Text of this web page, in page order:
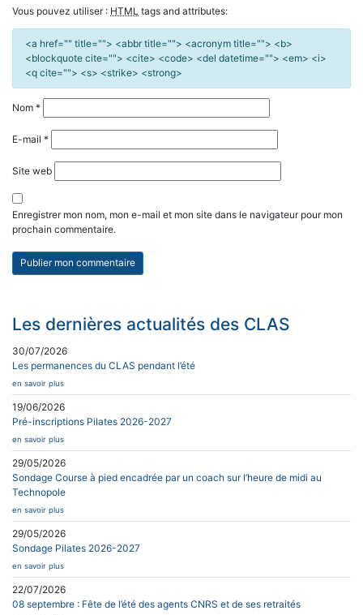
Vous pouvez utiliser : HTML tags and attributes:
<a href="" title=""> <abbr title=""> <acronym title=""> <b>
<blockquote cite=""> <cite> <code> <del datetime=""> <em> <i>
<q cite=""> <s> <strike> <strong>
Nom *
E-mail *
Site web
Enregistrer mon nom, mon e-mail et mon site dans le navigateur pour mon
prochain commentaire.
Les dernières actualités des CLAS
30/07/2026
Les permanences du CLAS pendant l’été
en savoir plus
19/06/2026
Pré-inscriptions Pilates 2026-2027
en savoir plus
29/05/2026
Sondage Course à pied encadrée par un coach sur l’heure de midi au
Technopole
en savoir plus
29/05/2026
Sondage Pilates 2026-2027
en savoir plus
22/07/2026
08 septembre : Fête de l’été des agents CNRS et de ses retraités